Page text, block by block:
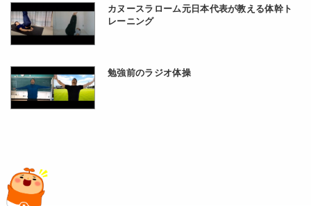
カヌースラローム元日本代表が教える体幹ト
レーニング
勉強前のラジオ体操